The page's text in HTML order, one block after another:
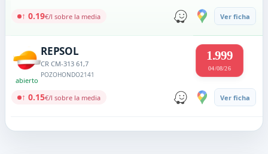
↑ 0.19€/l sobre la media Ver ficha
abierto
REPSOL
CR CM-313 61,7
POZOHONDO2141
1.999
04/08/26
↑ 0.15€/l sobre la media Ver ficha